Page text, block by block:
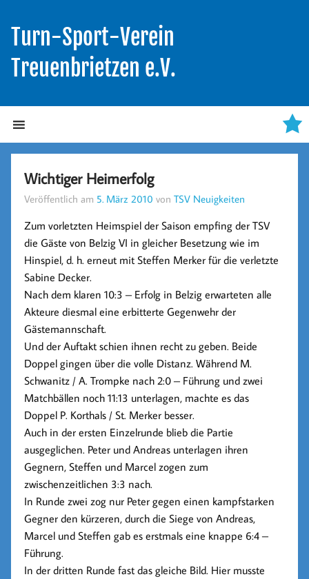
Turn-Sport-Verein
Treuenbrietzen e.V.
Wichtiger Heimerfolg
Veröffentlich am 5. März 2010 vonTSV Neuigkeiten
Zum vorletzten Heimspiel der Saison empfing der TSV
die Gäste von Belzig VI in gleicher Besetzung wie im
Hinspiel, d. h. erneut mit Steffen Merker für die verletzte
Sabine Decker.
Nach dem klaren 10:3 – Erfolg in Belzig erwarteten alle
Akteure diesmal eine erbitterte Gegenwehr der
Gästemannschaft.
Und der Auftakt schien ihnen recht zu geben. Beide
Doppel gingen über die volle Distanz. Während M.
Schwanitz / A. Trompke nach 2:0 – Führung und zwei
Matchbällen noch 11:13 unterlagen, machte es das
Doppel P. Korthals / St. Merker besser.
Auch in der ersten Einzelrunde blieb die Partie
ausgeglichen. Peter undAndreas unterlagen ihren
Gegnern, Steffen und Marcel zogen zum
zwischenzeitlichen 3:3 nach.
In Runde zwei zog nur Peter gegen einen kampfstarken
Gegner den kürzeren, durch die Siege vonAndreas,
Marcel und Steffen gab es erstmals eine knappe 6:4 –
Führung.
In der dritten Runde fast das gleiche Bild. Hier musste